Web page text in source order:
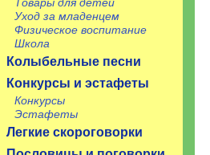
Уход за младенцем
Физическое воспитание
Школа
Колыбельные песни
Конкурсы и эстафеты
Конкурсы
Эстафеты
Легкие скороговорки